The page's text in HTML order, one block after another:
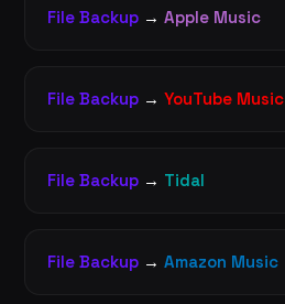
File Backup → Apple Music
File Backup → YouTube Music
File Backup → Tidal
File Backup → Amazon Music